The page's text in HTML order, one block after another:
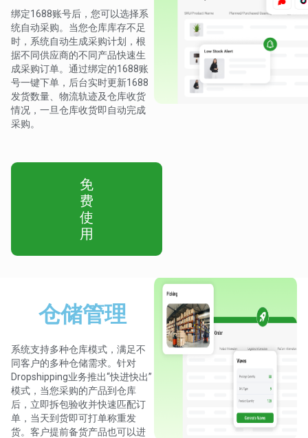
绑定1688账号后，您可以选择系
统自动采购。当您仓库库存不足
时，系统自动生成采购计划，根
据不同供应商的不同产品快速生
成采购订单。通过绑定的1688账
号一键下单，后台实时更新1688
发货数量、物流轨迹及仓库收货
情况，一旦仓库收货即自动完成
采购。
免
费
使
用
仓储管理
系统支持多种仓库模式，满足不
同客户的多种仓储需求。针对
Dropshipping业务推出“快进快出”
模式，当您采购的产品到仓库
后，立即拆包验收并快速匹配订
单，当天到货即可打单称重发
货。客户提前备货产品也可以进